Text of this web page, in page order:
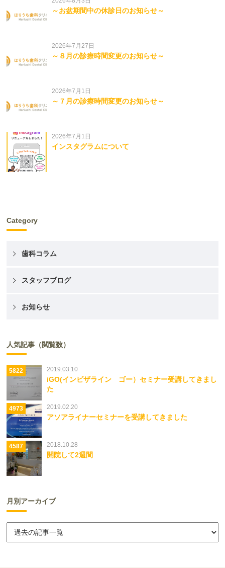
～お盆期間中の休診日のお知らせ～
2026年7月27日
～８月の診療時間変更のお知らせ～
2026年7月1日
～７月の診療時間変更のお知らせ～
2026年7月1日
インスタグラムについて
Category
歯科コラム
スタッフブログ
お知らせ
人気記事（閲覧数）
5822 2019.03.10
iGO(インビザライン ゴー）セミナー受講してきまし
た
4973 2019.02.20
アソアライナーセミナーを受講してきました
4587 2018.10.28
開院して2週間
月別アーカイブ